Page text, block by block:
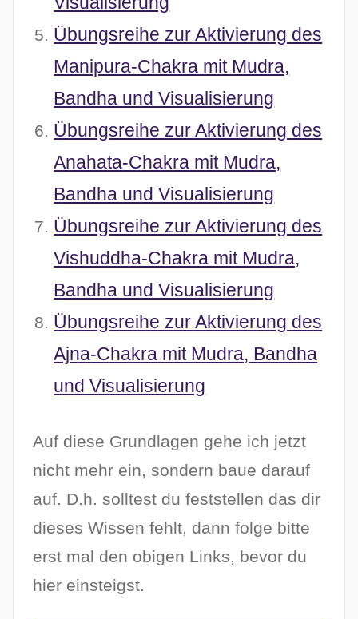
0
Übungsreihe zur Aktivierung des
Manipura-Chakra mit Mudra,
Bandha und Visualisierung
Übungsreihe zur Aktivierung des
Anahata-Chakra mit Mudra,
Bandha und Visualisierung
Übungsreihe zur Aktivierung des
Vishuddha-Chakra mit Mudra,
Bandha und Visualisierung
Übungsreihe zur Aktivierung des
Ajna-Chakra mit Mudra, Bandha
und Visualisierung
Auf diese Grundlagen gehe ich jetzt
nicht mehr ein, sondern baue darauf
auf. D.h. solltest du feststellen das dir
dieses Wissen fehlt, dann folge bitte
erst mal den obigen Links, bevor du
hier einsteigst.